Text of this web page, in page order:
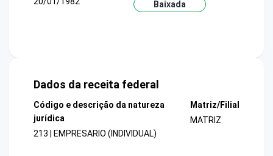
Baixada
Dados da receita federal
Código e descrição da natureza
jurídica
213 | EMPRESARIO (INDIVIDUAL)
Matriz/Filial
MATRIZ